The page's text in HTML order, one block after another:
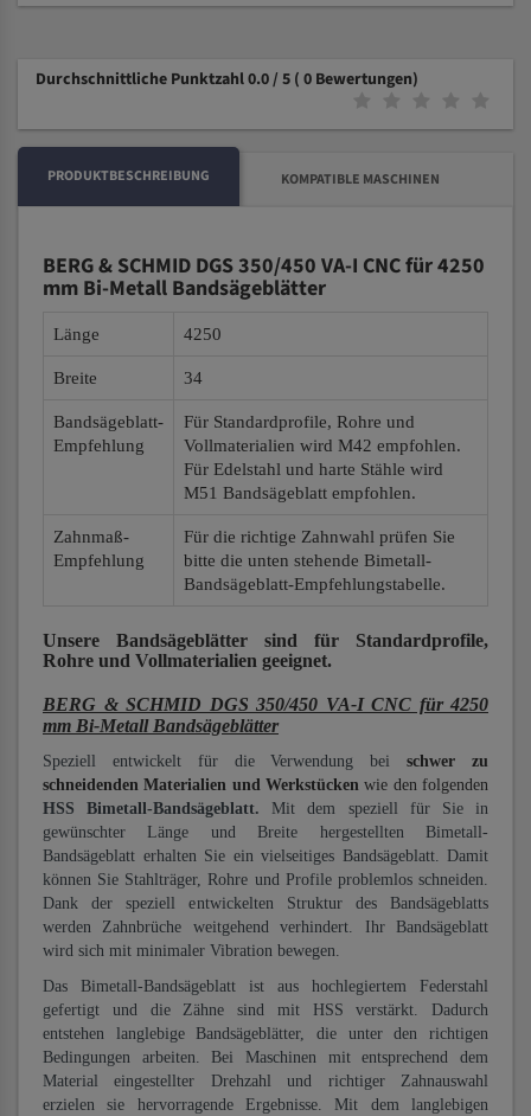
Durchschnittliche Punktzahl 0.0 / 5 ( 0 Bewertungen)
PRODUKTBESCHREIBUNG KOMPATIBLE MASCHINEN
BERG & SCHMID DGS 350/450 VA-I CNC für 4250
mm Bi-Metall Bandsägeblätter
Länge 4250
Breite 34
Bandsägeblatt-
Empfehlung
Für Standardprofile, Rohre und
Vollmaterialien wird M42 empfohlen.
Für Edelstahl und harte Stähle wird
M51 Bandsägeblatt empfohlen.
Zahnmaß-
Empfehlung
Für die richtige Zahnwahl prüfen Sie
bitte die unten stehende Bimetall-
Bandsägeblatt-Empfehlungstabelle.
Unsere Bandsägeblätter sind für Standardprofile,
Rohre und Vollmaterialien geeignet.
BERG & SCHMID DGS 350/450 VA-I CNC für 4250
mm Bi-Metall Bandsägeblätter
Speziell entwickelt für die Verwendung beischwer zu
schneidenden Materialien und Werkstücken wie den folgenden
HSS Bimetall-Bandsägeblatt. Mit dem speziell für Sie in
gewünschter Länge und Breite hergestellten Bimetall-
Bandsägeblatt erhalten Sie ein vielseitiges Bandsägeblatt. Damit
können Sie Stahlträger, Rohre und Profile problemlos schneiden.
Dank der speziell entwickelten Struktur des Bandsägeblatts
werden Zahnbrüche weitgehend verhindert. Ihr Bandsägeblatt
wird sich mit minimaler Vibration bewegen.
Das Bimetall-Bandsägeblatt ist aus hochlegiertem Federstahl
gefertigt und die Zähne sind mit HSS verstärkt. Dadurch
entstehen langlebige Bandsägeblätter, die unter den richtigen
Bedingungen arbeiten. Bei Maschinen mit entsprechend dem
Material eingestellter Drehzahl und richtiger Zahnauswahl
erzielen sie hervorragende Ergebnisse. Mit dem langlebigen